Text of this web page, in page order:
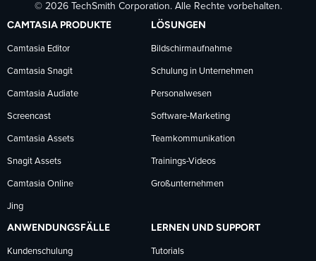
auf
Facebook
folgen
auf
LinkedIn
folgen
auf
YouTube
© 2026 TechSmith Corporation. Alle Rechte vorbehalten.
CAMTASIA PRODUKTE
Camtasia Editor
Camtasia Snagit
Camtasia Audiate
Screencast
Camtasia Assets
Snagit Assets
Camtasia Online
Jing
LÖSUNGEN
Bildschirmaufnahme
Schulung in Unternehmen
Personalwesen
Software-Marketing
Teamkommunikation
Trainings-Videos
Großunternehmen
ANWENDUNGSFÄLLE
Kundenschulung
LERNEN UND SUPPORT
Tutorials